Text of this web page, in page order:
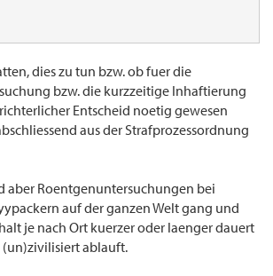
dies zu tun bzw. ob fuer die
bzw. die kurzzeitige Inhaftierung
Entscheid noetig gewesen
aus der Strafprozessordnung
aber Roentgenuntersuchungen bei
auf der ganzen Welt gang und
je nach Ort kuerzer oder laenger dauert
(un)zivilisiert ablauft.